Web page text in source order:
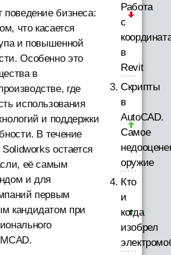
поведение бизнеса:
что касается
и повышенной
Особенно это
в
где
использования
и поддержки
В течение
остается
её самым
и для
первым
кандидатом при
Работа
с
в
Revit
Скрипты
в
AutoCAD.
Самое
оружие
Кто
и
когда
изобрел